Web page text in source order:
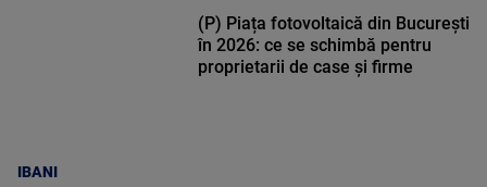
IBANI
(P) Piața fotovoltaică din București
în 2026: ce se schimbă pentru
proprietarii de case și firme